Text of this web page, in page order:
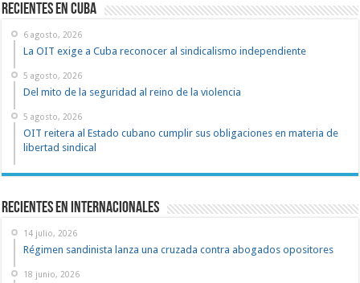
recientes en cuba
6 agosto, 2026
La OIT exige a Cuba reconocer al sindicalismo independiente
5 agosto, 2026
Del mito de la seguridad al reino de la violencia
5 agosto, 2026
OIT reitera al Estado cubano cumplir sus obligaciones en materia de
libertad sindical
Recientes en Internacionales
14 julio, 2026
Régimen sandinista lanza una cruzada contra abogados opositores
18 junio, 2026